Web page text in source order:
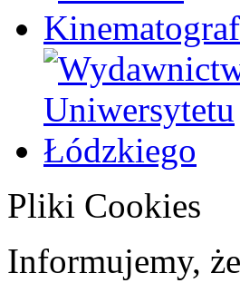
Pliki Cookies
Informujemy,